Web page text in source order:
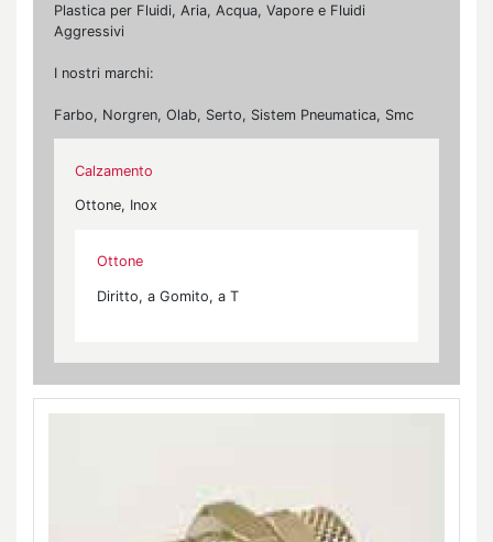
Plastica per Fluidi, Aria, Acqua, Vapore e Fluidi
Aggressivi
I nostri marchi:
Farbo, Norgren, Olab, Serto, Sistem Pneumatica, Smc
Calzamento
Ottone, Inox
Ottone
Diritto, a Gomito, a T